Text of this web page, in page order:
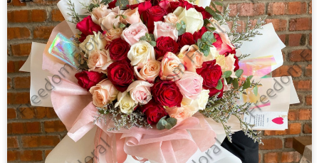
其他
花材零售
课程
关于我们
联络我们